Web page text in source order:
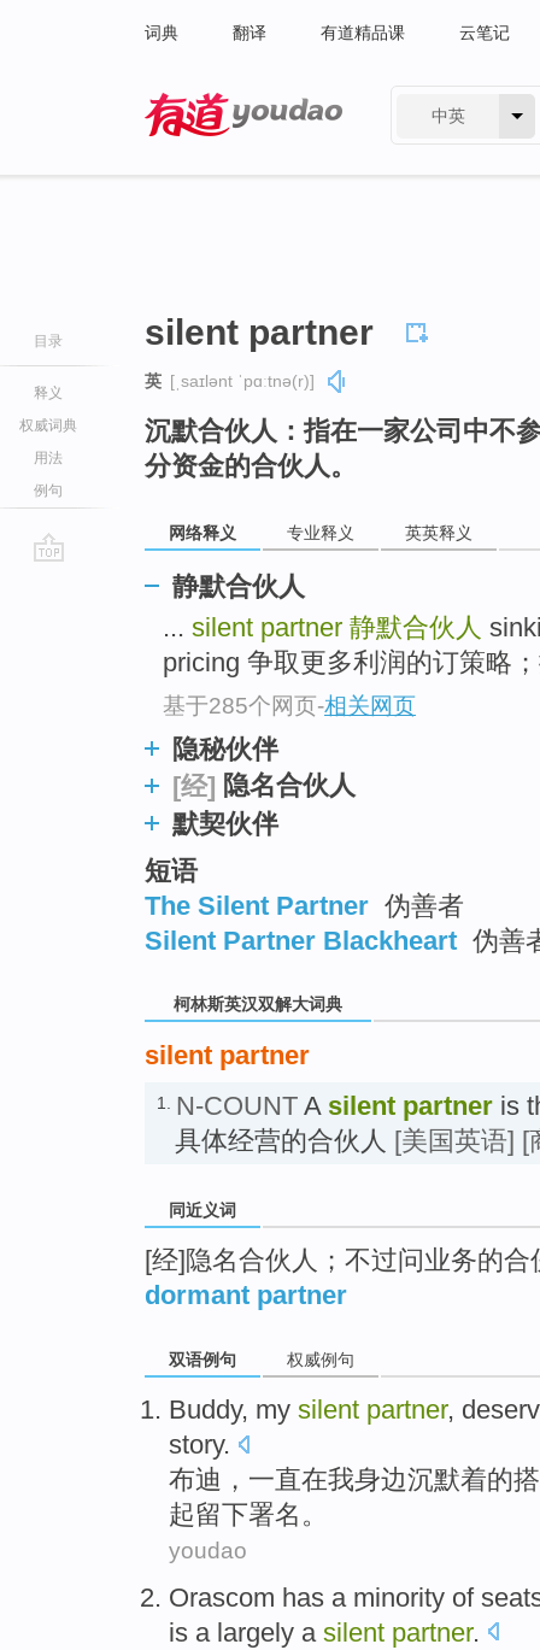
词典 翻译 有道精品课 云笔记
中英
目录
释义
权威词典
用法
例句
silent partner
英 [ˌsaɪlənt ˈpɑːtnə(r)]
沉默合伙人：指在一家公司中不
分资金的合伙人。
网络释义 专业释义 英英释义
静默合伙人
... silent partner 静默合伙人
pricing 争取更多利润的订策略
基于285个网页-相关网页
隐秘伙伴
[经] 隐名合伙人
默契伙伴
短语
The Silent Partner 伪善者
Silent Partner Blackheart 伪善
柯林斯英汉双解大词典
silent partner
1. N-COUNT A silent partner is
具体经营的合伙人 [美国英语] [
同近义词
[经]隐名合伙人；不过问业务的
dormant partner
双语例句 权威例句
Buddy, my silent partner,
story.
布迪 ，一直在我身边沉默着的
起留下署名 。
youdao
Orascom has a minority of
is a largely a silent partner.